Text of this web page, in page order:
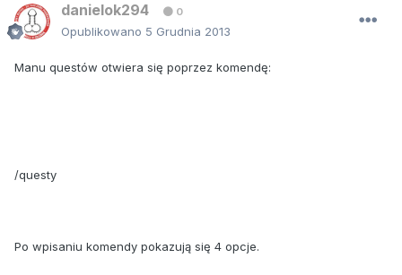
danielok294 0
Opublikowano 5 Grudnia 2013
Manu questów otwiera się poprzez komendę:
/questy
Po wpisaniu komendy pokazują się 4 opcje.